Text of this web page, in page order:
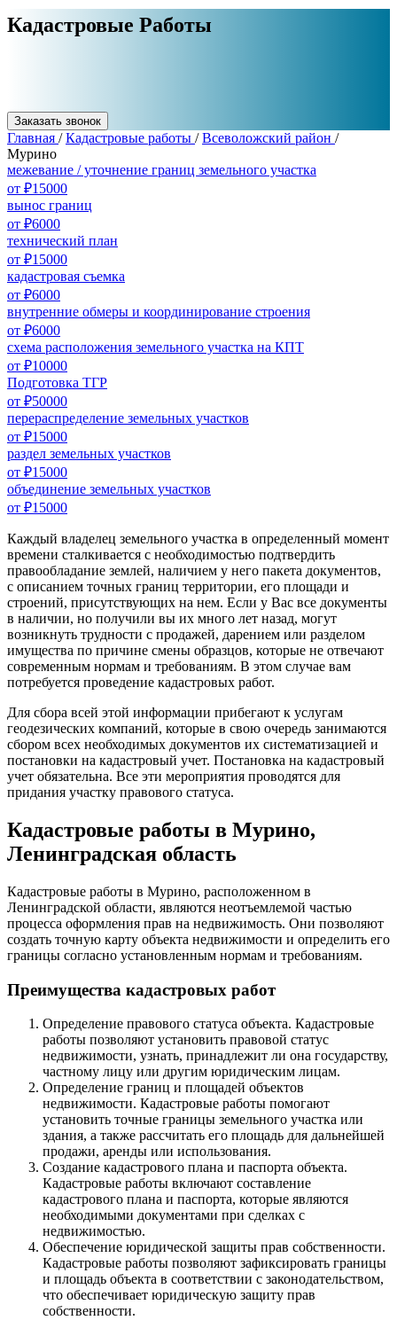
Кадастровые Работы
Заказать звонок
Главная /Кадастровые работы /Всеволожский район /
Мурино
межевание / уточнение границ земельного участка
от ₽15000
вынос границ
от ₽6000
технический план
от ₽15000
кадастровая съемка
от ₽6000
внутренние обмеры и координирование строения
от ₽6000
схема расположения земельного участка на КПТ
от ₽10000
Подготовка ТГР
от ₽50000
перераспределение земельных участков
от ₽15000
раздел земельных участков
от ₽15000
объединение земельных участков
от ₽15000
Каждый владелец земельного участка в определенный момент
времени сталкивается с необходимостью подтвердить
правообладание землей, наличием у него пакета документов,
с описанием точных границ территории, его площади и
строений, присутствующих на нем. Если у Вас все документы
в наличии, но получили вы их много лет назад, могут
возникнуть трудности с продажей, дарением или разделом
имущества по причине смены образцов, которые не отвечают
современным нормам и требованиям. В этом случае вам
потребуется проведение кадастровых работ.
Для сбора всей этой информации прибегают к услугам
геодезических компаний, которые в свою очередь занимаются
сбором всех необходимых документов их систематизацией и
постановки на кадастровый учет. Постановка на кадастровый
учет обязательна. Все эти мероприятия проводятся для
придания участку правового статуса.
Кадастровые работы в Мурино,
Ленинградская область
Кадастровые работы в Мурино, расположенном в
Ленинградской области, являются неотъемлемой частью
процесса оформления прав на недвижимость. Они позволяют
создать точную карту объекта недвижимости и определить его
границы согласно установленным нормам и требованиям.
Преимущества кадастровых работ
Определение правового статуса объекта. Кадастровые
работы позволяют установить правовой статус
недвижимости, узнать, принадлежит ли она государству,
частному лицу или другим юридическим лицам.
Определение границ и площадей объектов
недвижимости. Кадастровые работы помогают
установить точные границы земельного участка или
здания, а также рассчитать его площадь для дальнейшей
продажи, аренды или использования.
Создание кадастрового плана и паспорта объекта.
Кадастровые работы включают составление
кадастрового плана и паспорта, которые являются
необходимыми документами при сделках с
недвижимостью.
Обеспечение юридической защиты прав собственности.
Кадастровые работы позволяют зафиксировать границы
и площадь объекта в соответствии с законодательством,
что обеспечивает юридическую защиту прав
собственности.